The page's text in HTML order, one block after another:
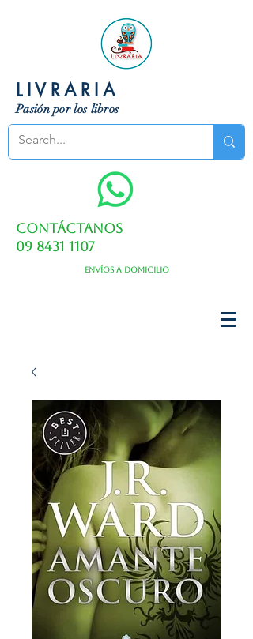
LIVRARIA
Pasión por los libros
Contáctanos
09 8431 1107
Envíos a domicilio